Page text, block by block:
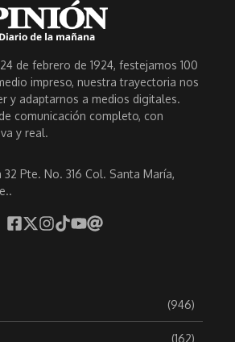
de febrero de 1924, festejamos 100
impreso, nuestra trayectoria nos
y adaptarnos a medios digitales.
comunicación completo, con
y real.
Pte. No. 316 Col. Santa María,
(946)
(162)